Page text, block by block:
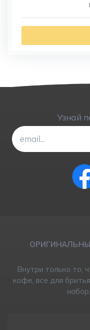
Узнай
Внутри только то,
кофе, все для